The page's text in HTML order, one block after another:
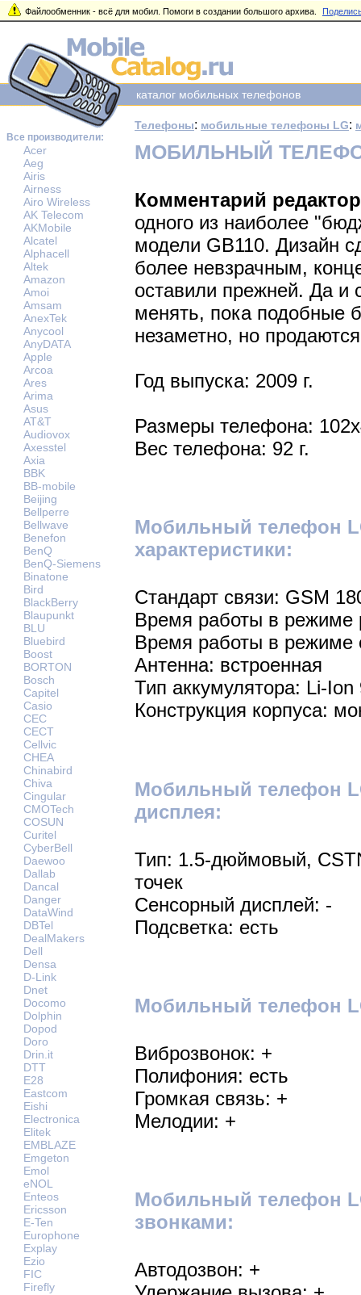
Файлообменник - всё для мобил. Помоги в создании большого архива.
Все производители:
Acer
Aeg
Airis
Airness
Airo Wireless
AK Telecom
AKMobile
Alcatel
Alphacell
Altek
Amazon
Amoi
Amsam
AnexTek
Anycool
AnyDATA
Apple
Arcoa
Ares
Arima
Asus
AT&T
Audiovox
Axesstel
Axia
BBK
BB-mobile
Beijing
Bellperre
Bellwave
Benefon
BenQ
BenQ-Siemens
Binatone
Bird
BlackBerry
Blaupunkt
BLU
Bluebird
Boost
BORTON
Bosch
Capitel
Casio
CEC
CECT
Cellvic
CHEA
Chinabird
Chiva
Cingular
CMOTech
COSUN
Curitel
CyberBell
Daewoo
Dallab
Dancal
Danger
DataWind
DBTel
DealMakers
Dell
Densa
D-Link
Dnet
Docomo
Dolphin
Dopod
Doro
Drin.it
DTT
E28
Eastcom
Eishi
Electronica
Elitek
EMBLAZE
Emgeton
Emol
eNOL
Enteos
Ericsson
E-Ten
Europhone
Explay
Ezio
FIC
Firefly
каталог мобильных телефонов
Телефоны: мобильные телефоны LG:
МОБИЛЬНЫЙ
Комментарий
одного из наиболее
модели GB110. Дизайн
более невзрачным,
оставили прежней. Да и
менять, пока подобные
незаметно, но
Год выпуска: 2009 г.
Размеры телефона:
Вес телефона: 92 г.
Мобильный телефон
характеристики:
Стандарт связи: GSM
Время работы в режиме
Время работы в режиме
Антенна: встроенная
Тип аккумулятора: Li-
Конструкция корпуса:
Мобильный телефон
дисплея:
Тип: 1.5-дюймовый,
точек
Сенсорный дисплей: -
Подсветка: есть
Мобильный телефон
Виброзвонок: +
Полифония: есть
Громкая связь: +
Мелодии: +
Мобильный телефон
звонками:
Автодозвон: +